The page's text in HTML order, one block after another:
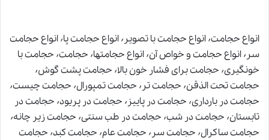
انواع حجامت٬ انواع حجامت با تصویر٬ انواع حجامت پا٬ انواع حجامت
سر٬ انواع حجامت و خواص آن٬ انواع حجامتها٬ حجامت٬ حجامت با
خونگیری٬ حجامت برای فشار خون بالا٬ حجامت پشت گوش٬
حجامت تحت الذقن٬ حجامت تر٬ حجامت تمپورال٬ حجامت چیست٬
حجامت در بارداری٬ حجامت در پاییز٬ حجامت در پریود٬ حجامت در
تابستان٬ حجامت در شب٬ حجامت در طب سنتی٬ حجامت زیر چانه٬
حجامت ساکرال٬ حجامت سر٬ حجامت عام٬ حجامت کبد٬ حجامت